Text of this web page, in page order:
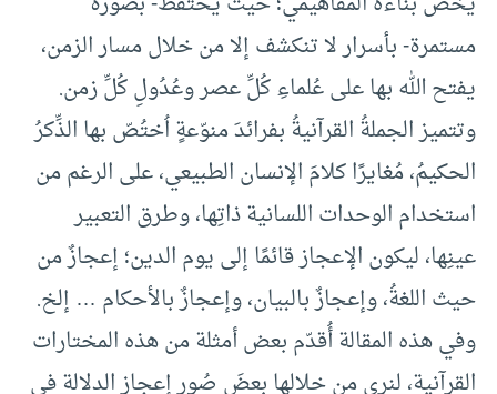
مستمرة- بأسرار لا تنكشف إلا من خلال مسار الزمن،
يفتح الله بها على عُلماءِ كُلِّ عصر وعُدُولِ كُلِّ زمن.
وتتميز الجملةُ القرآنيةُ بفرائدَ منوّعةٍ اُختُصّ بها الذِّكرُ
الحكيمُ، مُغايرًا كلامَ الإنسان الطبيعي، على الرغم من
استخدام الوحدات اللسانية ذاتِها، وطرق التعبير
عينِها، ليكون الإعجاز قائمًا إلى يوم الدين؛ إعجازٌ من
حيث اللغةُ، وإعجازٌ بالبيان، وإعجازٌ بالأحكام … إلخ.
وفي هذه المقالة أُقدّم بعض أمثلة من هذه المختارات
القرآنية، لنرى من خلالها بعضَ صُورِ إعجازِ الدلالة في